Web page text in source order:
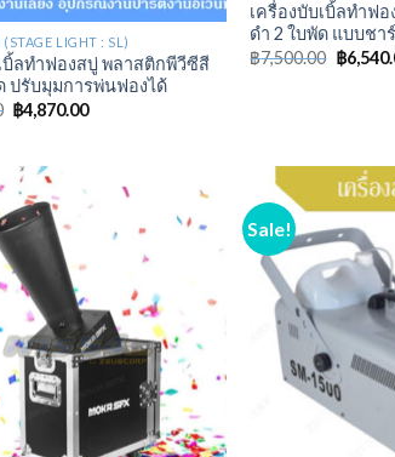
LIGHT : SL)
บิ้ลทำฟองสบู่ พลาสติกพีวีซีสี
ปรับมุมการพ่นฟองได้
฿4,870.00
เครื่องบับเบิ้ลทำฟ
ดำ 2 ใบพัด แบบชา
฿7,500.00 ฿
Sale!